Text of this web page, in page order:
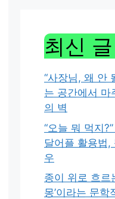
최신 글
“사장님, 왜 안
는 공간에서 마
의 벽
“오늘 뭐 먹지
달어플 활용법,
우
종이 위로 흐르
몽’이라는 문학